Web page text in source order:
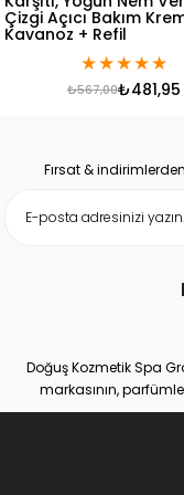
Bakım Kremi 50ml
₺481,95
Fırsat &
Doğuş Kozmetik Spa
markasının,
ekipmanlarının hem
yurtiçi ve yurtdışı
sektöründe